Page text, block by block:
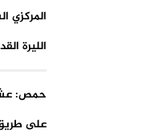
المركزي
الليرة
حمص:
على